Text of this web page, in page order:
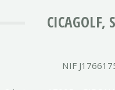
CICAGOLF,
NIF